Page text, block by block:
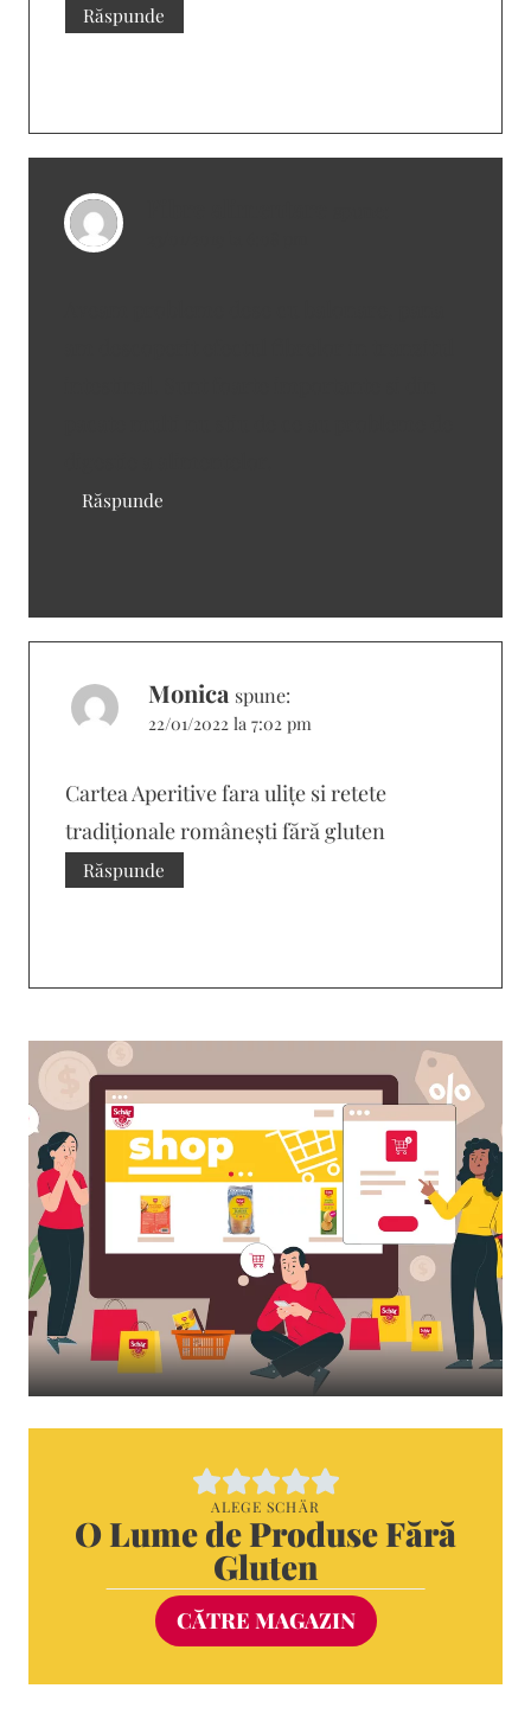
Răspunde
Răspunde
Monica spune:
22/01/2022 la 7:02 pm
Cartea Aperitive fara ulițe si retete
tradiționale românești fără gluten
Răspunde
ALEGE SCHÄR
O Lume de Produse Fără
Gluten
CĂTRE MAGAZIN